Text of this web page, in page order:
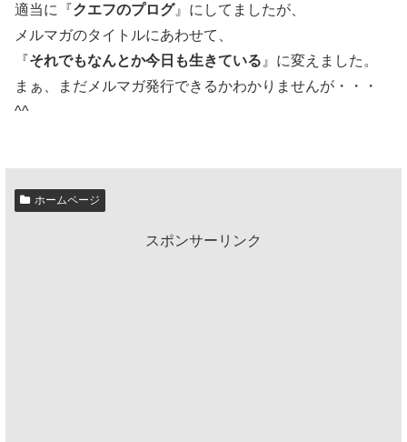
適当に『クエフのプログ』にしてましたが、
メルマガのタイトルにあわせて、
『それでもなんとか今日も生きている 』に変えました。
まぁ、まだメルマガ発行できるかわかりませんが・・・
^^ゞ
ホームページ
スポンサーリンク